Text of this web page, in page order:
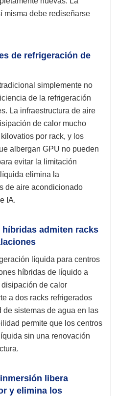
misma debe rediseñarse
de refrigeración de
simplemente no
de la refrigeración
La infraestructura de aire
de calor mucho
por rack, y los
albergan GPU no pueden
evitar la limitación
elimina la
de aire acondicionado
IA.
admiten racks
líquida para centros
híbridas de líquido a
de calor
a dos racks refrigerados
sistemas de agua en las
permite que los centros
sin una renovación
libera
y elimina los